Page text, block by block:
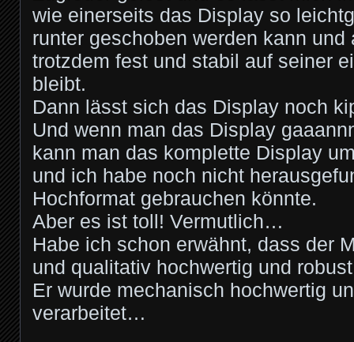
wie einerseits das Display so
runter geschoben werden kann und
trotzdem fest und stabil auf seiner
bleibt.
Dann lässt sich das Display noch
Und wenn man das Display
kann man das komplette Display
und ich habe noch nicht
Hochformat gebrauchen könnte.
Aber es ist toll! Vermutlich…
Habe ich schon erwähnt, dass der
und qualitativ hochwertig und
Er wurde mechanisch hochwertig
verarbeitet…